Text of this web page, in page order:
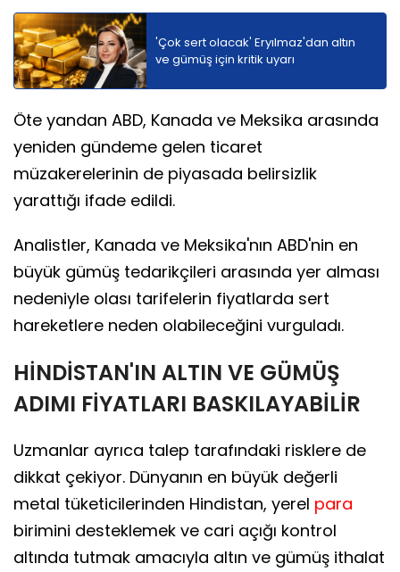
'Çok sert olacak' Eryılmaz'dan altın
ve gümüş için kritik uyarı
Öte yandan ABD, Kanada ve Meksika arasında
yeniden gündeme gelen ticaret
müzakerelerinin de piyasada belirsizlik
yarattığı ifade edildi.
Analistler, Kanada ve Meksika'nın ABD'nin en
büyük gümüş tedarikçileri arasında yer alması
nedeniyle olası tarifelerin fiyatlarda sert
hareketlere neden olabileceğini vurguladı.
HİNDİSTAN'IN ALTIN VE GÜMÜŞ
ADIMI FİYATLARI BASKILAYABİLİR
Uzmanlar ayrıca talep tarafındaki risklere de
dikkat çekiyor. Dünyanın en büyük değerli
metal tüketicilerinden Hindistan, yerel para
birimini desteklemek ve cari açığı kontrol
altında tutmak amacıyla altın ve gümüş ithalat